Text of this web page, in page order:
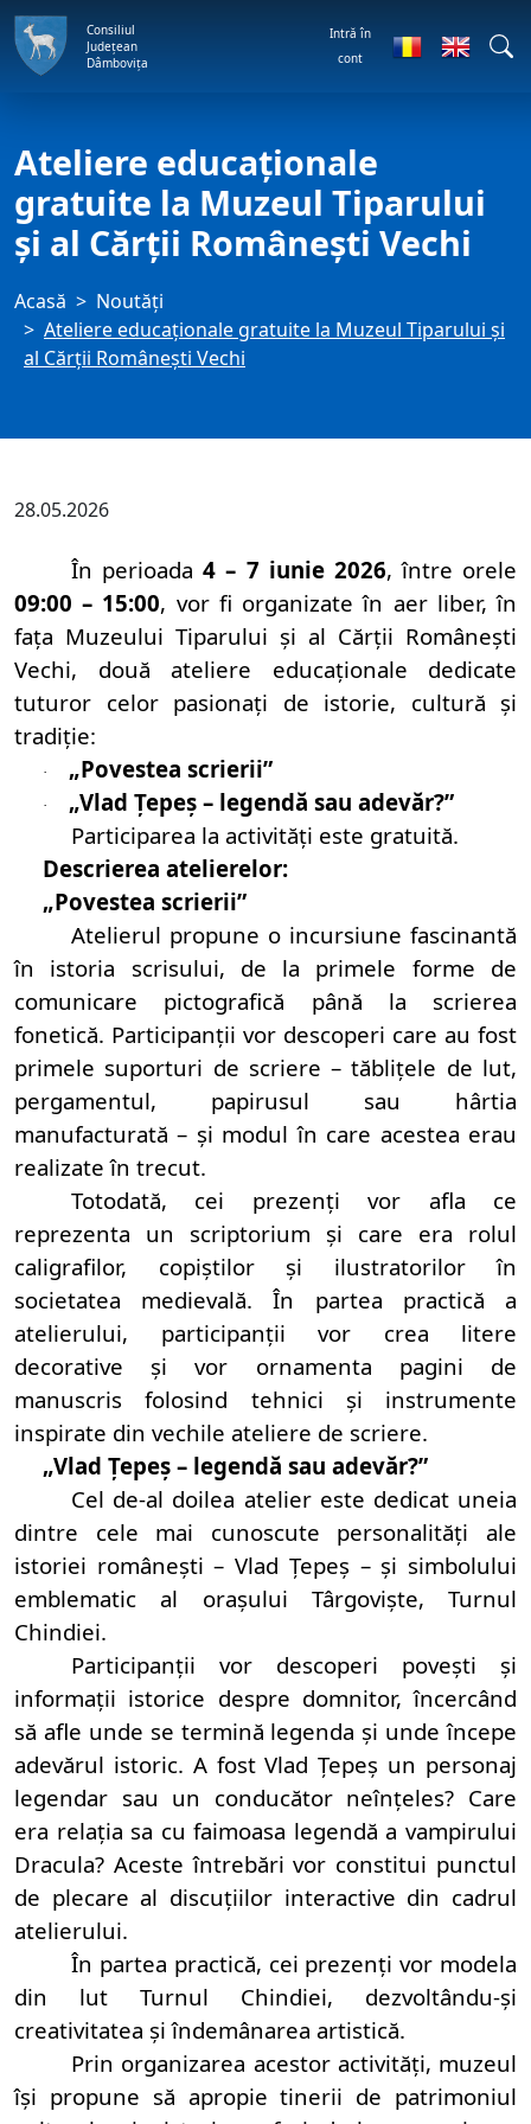
Consiliul
Județean
Dâmbovița
Intră în
cont
Ateliere educaționale
gratuite la Muzeul Tiparului
și al Cărții Românești Vechi
Acasă
Noutăți
Ateliere educaționale gratuite la Muzeul Tiparului și
al Cărții Românești Vechi
28.05.2026
În perioada4 – 7 iunie 2026, între orele
09:00 – 15:00, vor fi organizate în aer liber, în
fața Muzeului Tiparului și al Cărții Românești
Vechi, două ateliere educaționale dedicate
tuturor celor pasionați de istorie, cultură și
tradiție:
· „Povestea scrierii”
·
„Vlad Țepeș – legendă sau adevăr?”
Participarea la activități este gratuită.
Descrierea atelierelor:
„Povestea scrierii”
Atelierul propune o incursiune fascinantă
în istoria scrisului, de la primele forme de
comunicare pictografică până la scrierea
fonetică. Participanții vor descoperi care au fost
primele suporturi de scriere – tăblițele de lut,
pergamentul, papirusul sau hârtia
manufacturată – și modul în care acestea erau
realizate în trecut.
Totodată, cei prezenți vor afla ce
reprezenta un scriptorium și care era rolul
caligrafilor, copiștilor și ilustratorilor în
societatea medievală. În partea practică a
atelierului, participanții vor crea litere
decorative și vor ornamenta pagini de
manuscris folosind tehnici și instrumente
inspirate din vechile ateliere de scriere.
„Vlad Țepeș – legendă sau adevăr?”
Cel de-al doilea atelier este dedicat uneia
dintre cele mai cunoscute personalități ale
istoriei românești – Vlad Țepeș – și simbolului
emblematic al orașului Târgoviște, Turnul
Chindiei.
Participanții vor descoperi povești și
informații istorice despre domnitor, încercând
să afle unde se termină legenda și unde începe
adevărul istoric. A fost Vlad Țepeș un personaj
legendar sau un conducător neînțeles? Care
era relația sa cu faimoasa legendă a vampirului
Dracula? Aceste întrebări vor constitui punctul
de plecare al discuțiilor interactive din cadrul
atelierului.
În partea practică, cei prezenți vor modela
din lut Turnul Chindiei, dezvoltându-și
creativitatea și îndemânarea artistică.
Prin organizarea acestor activități, muzeul
își propune să apropie tinerii de patrimoniul